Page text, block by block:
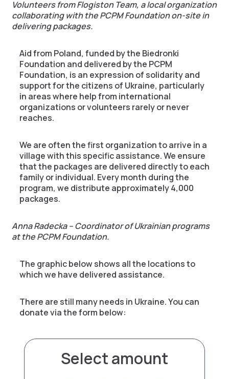
Volunteers from Flogiston Team, a local organization
collaborating with the PCPM Foundation on-site in
delivering packages.
Aid from Poland, funded by the Biedronki
Foundation and delivered by the PCPM
Foundation, is an expression of solidarity and
support for the citizens of Ukraine, particularly
in areas where help from international
organizations or volunteers rarely or never
reaches.
We are often the first organization to arrive in a
village with this specific assistance. We ensure
that the packages are delivered directly to each
family or individual. Every month during the
program, we distribute approximately 4,000
packages.
Anna Radecka – Coordinator of Ukrainian programs
at the PCPM Foundation.
The graphic below shows all the locations to
which we have delivered assistance.
There are still many needs in Ukraine. You can
donate via the form below:
Select amount